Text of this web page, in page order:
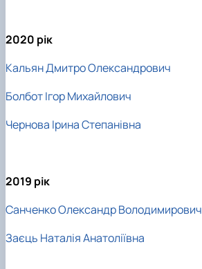
2020 рік
Кальян Дмитро Олександрович
Болбот Ігор Михайлович
Чернова Ірина Степанівна
2019 рік
Санченко Олександр Володимирович
Заєць Наталія Анатоліївна